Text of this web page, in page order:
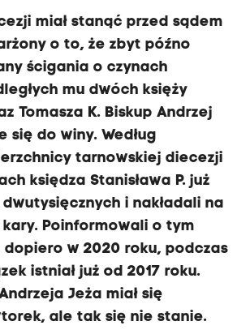
miał stanąć przed sądem
o to, że zbyt późno
ścigania o czynach
mu dwóch księży
Tomasza K. Biskup Andrzej
się do winy. Według
tarnowskiej diecezji
księdza Stanisława P. już
i nakładali na
Poinformowali o tym
w 2020 roku, podczas
istniał już od 2017 roku.
Jeża miał się
ale tak się nie stanie.